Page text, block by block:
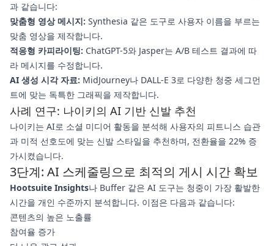
과 같습니다:
맞춤형 영상 메시지: Synthesia 같은 도구로 사용자 이름을 부르는
맞춤 영상을 제작합니다.
적응형 카피라이팅: ChatGPT-5와 Jasper는 A/B 테스트 결과에 따
라 메시지를 수정합니다.
AI 생성 시각 자료: MidJourney나 DALL-E 3로 다양한 청중 세그먼
트에 맞는 독특한 그래픽을 제작합니다.
사례 연구: 나이키의 AI 기반 신발 추천
나이키는 AI로 소셜 미디어 활동을 분석해 사용자의 피트니스 습관
과 미적 선호도에 맞는 신발 스타일을 추천하며, 전환율을 22% 증
가시켰습니다.
3단계: AI 스케줄링으로 최적의 게시 시간 확보
Hootsuite Insights나 Buffer 같은 AI 도구는 청중이 가장 활발한
시간을 개인 수준까지 분석합니다. 이점은 다음과 같습니다:
콘텐츠의 높은 노출률
참여율 증가